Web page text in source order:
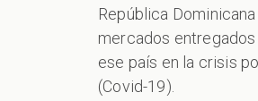
República
mercados
ese país en la crisis
(Covid-19).